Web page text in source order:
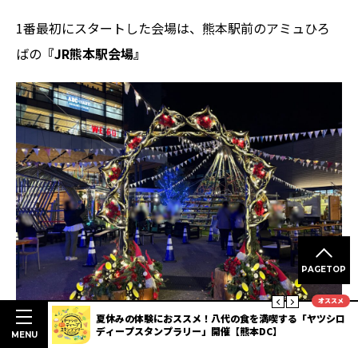
1番最初にスタートした会場は、熊本駅前のアミュひろ
ばの 『JR熊本駅会場』
PAGETOP
オススメ
む熊本
夏休みの体験におススメ！八代の食を満喫する「ヤツシロ
ディープスタンプラリー」開催【熊本DC】
MENU